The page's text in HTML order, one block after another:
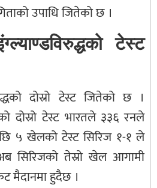
उपाधि जितेको छ ।
टेस्ट
दोस्रो टेस्ट जितेको छ ।
दोस्रो टेस्ट भारतले ३३६ रनले
५ खेलको टेस्ट सिरिज १-१ ले
सिरिजको तेस्रो खेल आगामी
मैदानमा हुदैछ ।